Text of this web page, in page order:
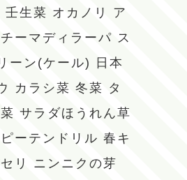
壬生菜 オカノリ
ア
チーマディラーパ ス
ーン(ケール)
日本
カラシ菜 冬菜 タ
サラダほうれん草
ピーテンドリル 春キ
リ
ニンニクの芽